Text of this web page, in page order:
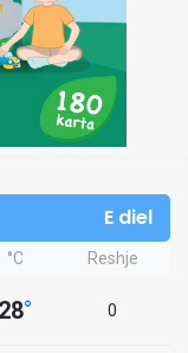
E diel
°C Reshje
28° 0